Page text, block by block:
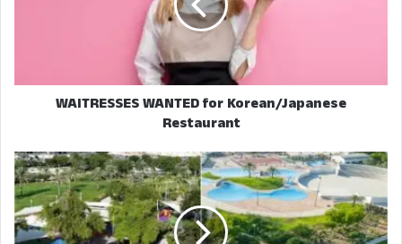
WAITRESSES WANTED for Korean/Japanese
Restaurant
നവീകരണ
പ്രവർത്തനങ്ങൾ
പൂർത്തിയാക്കിയ
ദാൽ
അൽ